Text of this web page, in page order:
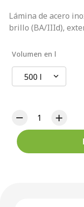
Lámina de acero
brillo (BA/IIId),
Volumen en l
500 l